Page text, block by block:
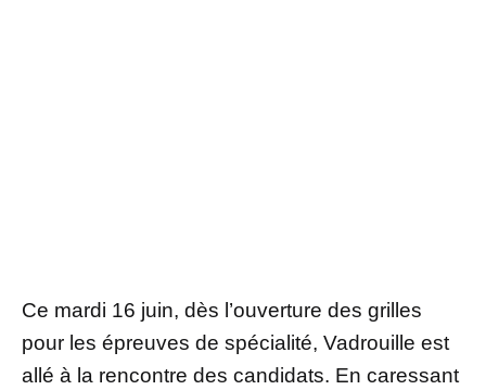
Ce mardi 16 juin, dès l’ouverture des grilles
pour les épreuves de spécialité, Vadrouille est
allé à la rencontre des candidats. En caressant